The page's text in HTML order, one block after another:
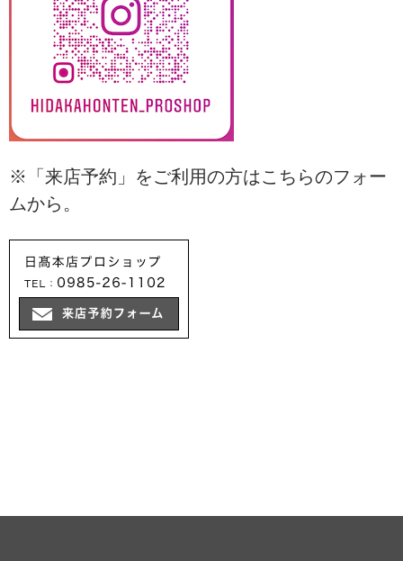
※「来店予約」をご利用の方はこちらのフォー
ムから。